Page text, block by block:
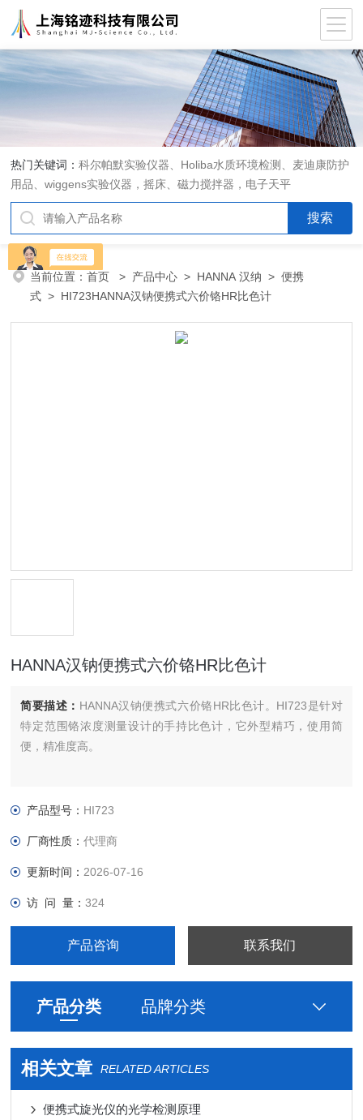
热门关键词：科尔帕默实验仪器、Holiba水质环境检测、麦迪康防护
用品、wiggens实验仪器，摇床、磁力搅拌器，电子天平
当前位置：首页 > 产品中心 > HANNA 汉纳 >便携
式 > HI723HANNA汉钠便携式六价铬HR比色计
HANNA汉钠便携式六价铬HR比色计
简要描述： HANNA汉钠便携式六价铬HR比色计。HI723是针对
特定范围铬浓度测量设计的手持比色计，它外型精巧，使用简
便，精准度高。
产品型号： HI723
厂商性质：代理商
更新时间： 2026-07-16
访 问 量：324
产品咨询 联系我们
产品分类 品牌分类
相关文章 RELATED ARTICLES
便携式旋光仪的光学检测原理